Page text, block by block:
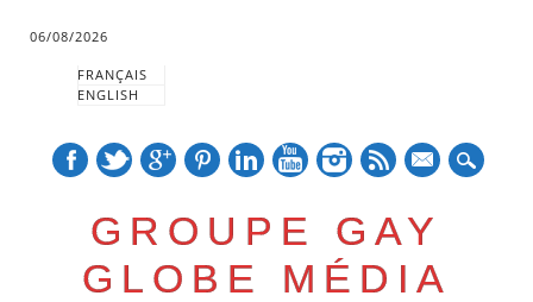
06/08/2026
FRANÇAIS
ENGLISH
GROUPE GAY
GLOBE MÉDIA